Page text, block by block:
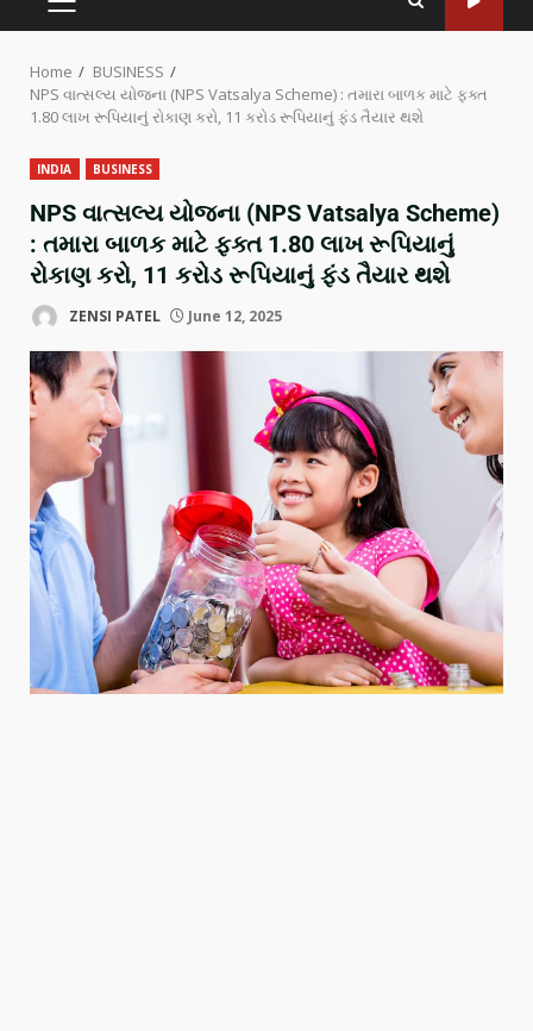
Home
BUSINESS
NPS વાત્સલ્ય યોજના (NPS Vatsalya Scheme) : તમારા બાળક માટે ફક્ત
1.80 લાખ રૂપિયાનું રોકાણ કરો, 11 કરોડ રૂપિયાનું ફંડ તૈયાર થશે
INDIA BUSINESS
NPS વાત્સલ્ય યોજના (NPS Vatsalya Scheme)
: તમારા બાળક માટે ફક્ત 1.80 લાખ રૂપિયાનું
રોકાણ કરો, 11 કરોડ રૂપિયાનું ફંડ તૈયાર થશે
ZENSI PATEL June 12, 2025